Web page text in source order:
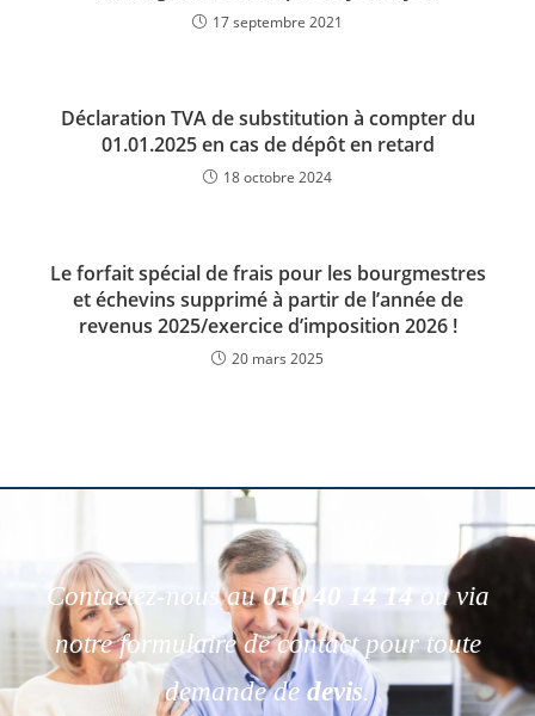
17 septembre 2021
Déclaration TVA de substitution à compter du
01.01.2025 en cas de dépôt en retard
18 octobre 2024
Le forfait spécial de frais pour les bourgmestres
et échevins supprimé à partir de l’année de
revenus 2025/exercice d’imposition 2026 !
20 mars 2025
Contactez-nous au010 40 14 14
ou via
notre formulaire de contact pour toute
demande de devis.